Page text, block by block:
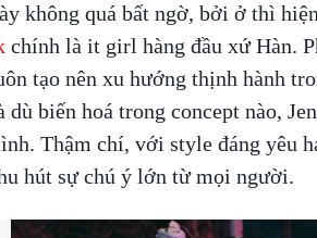
không quá bất ngờ, bởi ở thì
chính là it girl hàng đầu xứ Hàn.
tạo nên xu hướng thịnh hành
dù biến hoá trong concept nào,
Thậm chí, với style đáng yêu
hút sự chú ý lớn từ mọi người.